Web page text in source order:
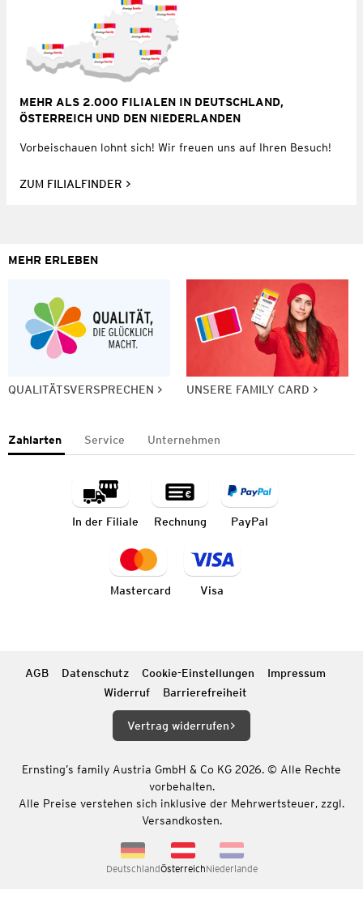
MEHR ALS 2.000 FILIALEN IN DEUTSCHLAND,
ÖSTERREICH UND DEN NIEDERLANDEN
Vorbeischauen lohnt sich! Wir freuen uns auf Ihren Besuch!
ZUM FILIALFINDER
MEHR ERLEBEN
QUALITÄTSVERSPRECHEN UNSERE FAMILY CARD
Zahlarten Service Unternehmen
In der Filiale Rechnung PayPal
Mastercard Visa
AGB Datenschutz Cookie-Einstellungen
Impressum
Widerruf
Barrierefreiheit
Vertrag widerrufen
Ernsting’s family Austria GmbH & Co KG 2026. © Alle Rechte
vorbehalten.
Alle Preise verstehen sich inklusive der Mehrwertsteuer, zzgl.
Versandkosten.
DeutschlandÖsterreichNiederlande